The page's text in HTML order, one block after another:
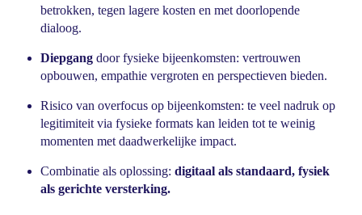
betrokken, tegen lagere kosten en met doorlopende
dialoog.
Diepgang door fysieke bijeenkomsten: vertrouwen
opbouwen, empathie vergroten en perspectieven bieden.
Risico van overfocus op bijeenkomsten: te veel nadruk op
legitimiteit via fysieke formats kan leiden tot te weinig
momenten met daadwerkelijke impact.
Combinatie als oplossing: digitaal als standaard, fysiek
als gerichte versterking.